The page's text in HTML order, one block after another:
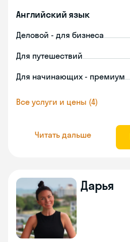
Английский язык
Деловой - для бизнеса
Для путешествий
Для начинающих - премиум
Все услуги и цены (4)
Читать дальше
Дарья